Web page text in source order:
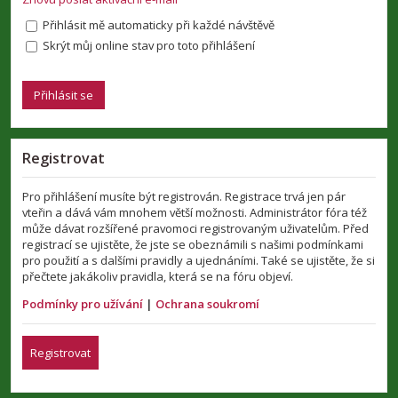
Přihlásit mě automaticky při každé návštěvě
Skrýt můj online stav pro toto přihlášení
Registrovat
Pro přihlášení musíte být registrován. Registrace trvá jen pár
vteřin a dává vám mnohem větší možnosti. Administrátor fóra též
může dávat rozšířené pravomoci registrovaným uživatelům. Před
registrací se ujistěte, že jste se obeznámili s našimi podmínkami
pro použití a s dalšími pravidly a ujednáními. Také se ujistěte, že si
přečtete jakákoliv pravidla, která se na fóru objeví.
Podmínky pro užívání | Ochrana soukromí
Registrovat